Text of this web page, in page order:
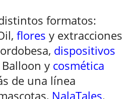
formatos:
flores y extracciones
dispositivos
Balloon y cosmética
de una línea
NalaTales.